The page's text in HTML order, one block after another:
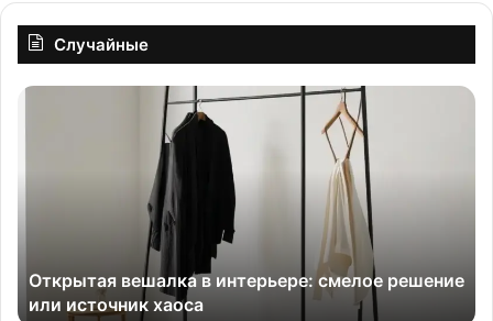
Случайные
хаоса
Открытая вешалка в интерьере: смелое решение
или источник хаоса